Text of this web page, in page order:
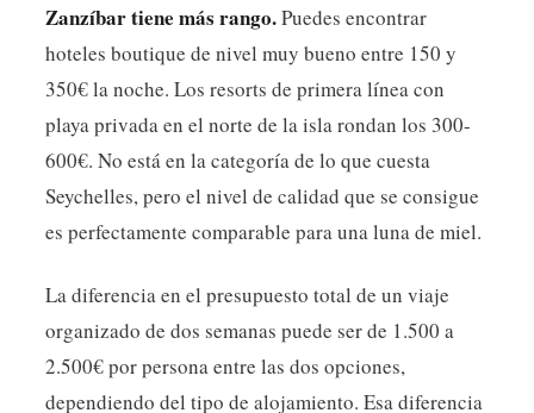
Zanzíbar tiene más rango.Puedes encontrar
hoteles boutique de nivel muy bueno entre 150 y
350€ la noche. Los resorts de primera línea con
playa privada en el norte de la isla rondan los 300-
600€. No está en la categoría de lo que cuesta
Seychelles, pero el nivel de calidad que se consigue
es perfectamente comparable para una luna de miel.
La diferencia en el presupuesto total de un viaje
organizado de dos semanas puede ser de 1.500 a
2.500€ por persona entre las dos opciones,
dependiendo del tipo de alojamiento. Esa diferencia